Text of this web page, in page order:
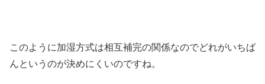
このように加湿方式は相互補完の関係なのでどれがいちば
んというのが決めにくいのですね。